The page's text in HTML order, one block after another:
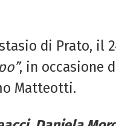
di Prato, il
, in occasione
Matteotti.